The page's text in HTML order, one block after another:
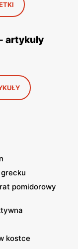
artykuły
pomidorowy
kostce